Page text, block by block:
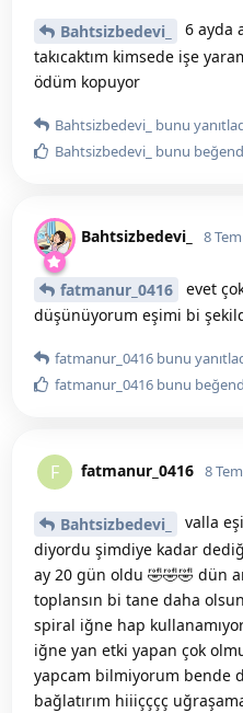
Bahtsizbedevi_
6 ayda
takıcaktım kimsede işe
ödüm kopuyor
Bahtsizbedevi_ bunu
Bahtsizbedevi_ bunu
Bahtsizbedevi_ 8 Tem
fatmanur_0416
evet
düşünüyorum eşimi bi
fatmanur_0416 bunu
fatmanur_0416 bunu
F fatmanur_0416 8 Tem
Bahtsizbedevi_
valla
diyordu şimdiye kadar
ay 20 gün oldu 🤣🤣🤣 dün
toplansın bi tane daha
spiral iğne hap
iğne yan etki yapan çok
yapcam bilmiyorum bende
bağlatırım hiiiçççç